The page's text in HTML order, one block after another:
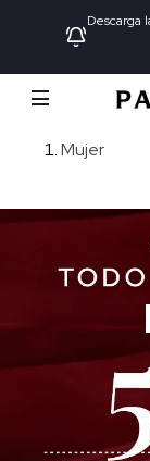
Descarga
Mujer